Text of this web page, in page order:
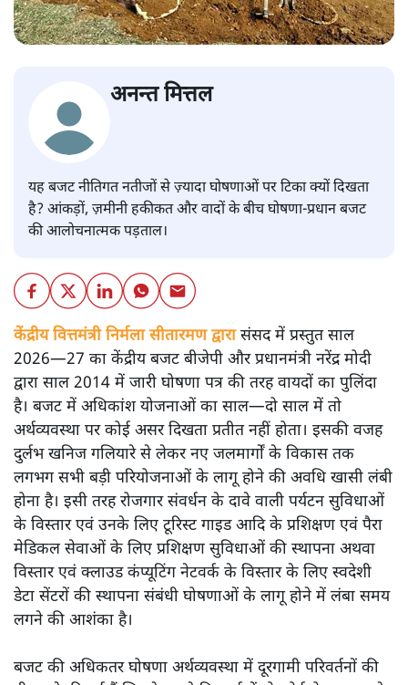
अनन्त मित्तल
यह बजट नीतिगत नतीजों से ज़्यादा घोषणाओं पर टिका क्यों दिखता
है? आंकड़ों, ज़मीनी हकीकत और वादों के बीच घोषणा-प्रधान बजट
की आलोचनात्मक पड़ताल।
केंद्रीय वित्तमंत्री निर्मला सीतारमण द्वारासंसद में प्रस्तुत साल
2026—27 का केंद्रीय बजट बीजेपी और प्रधानमंत्री नरेंद्र मोदी
द्वारा साल 2014 में जारी घोषणा पत्र की तरह वायदों का पुलिंदा
है। बजट में अधिकांश योजनाओं का साल—दो साल में तो
अर्थव्यवस्था पर कोई असर दिखता प्रतीत नहीं होता। इसकी वजह
दुर्लभ खनिज गलियारे से लेकर नए जलमार्गों के विकास तक
लगभग सभी बड़ी परियोजनाओं के लागू होने की अवधि खासी लंबी
होना है। इसी तरह रोजगार संवर्धन के दावे वाली पर्यटन सुविधाओं
के विस्तार एवं उनके लिए टूरिस्ट गाइड आदि के प्रशिक्षण एवं पैरा
मेडिकल सेवाओं के लिए प्रशिक्षण सुविधाओं की स्थापना अथवा
विस्तार एवं क्लाउड कंप्यूटिंग नेटवर्क के विस्तार के लिए स्वदेशी
डेटा सेंटरों की स्थापना संबंधी घोषणाओं के लागू होने में लंबा समय
लगने की आशंका है।
बजट की अधिकतर घोषणा अर्थव्यवस्था में दूरगामी परिवर्तनों की